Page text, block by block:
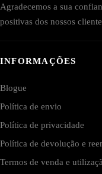
Agradecemos a sua
positivas dos nossos
INFORMAÇÕES
Blogue
Política de envio
Política de privacidade
Política de devolução e
Termos de venda e